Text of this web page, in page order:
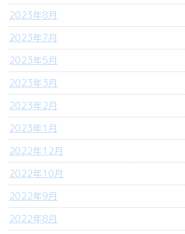
2023年8月
2023年7月
2023年5月
2023年3月
2023年2月
2023年1月
2022年12月
2022年10月
2022年9月
2022年8月